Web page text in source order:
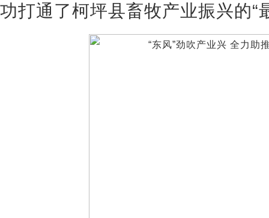
功打通了柯坪县畜牧产业振兴的“